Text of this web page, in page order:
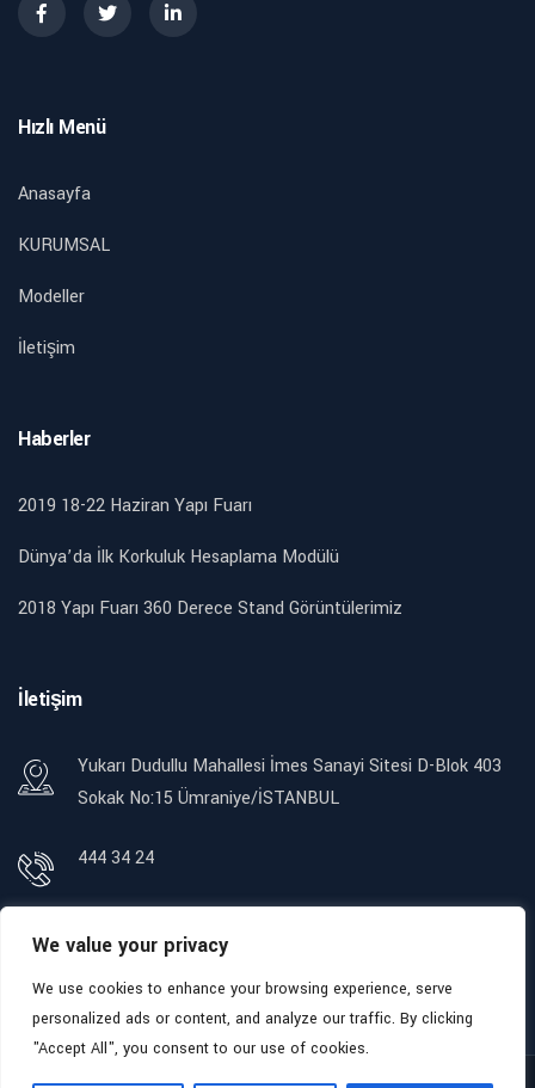
We value your privacy
We use cookies to enhance your browsing experience, serve
personalized ads or content, and analyze our traffic. By clicking
"Accept All", you consent to our use of cookies.
Hızlı Menü
Anasayfa
KURUMSAL
Modeller
İletişim
Haberler
2019 18-22 Haziran Yapı Fuarı
Dünya’da İlk Korkuluk Hesaplama Modülü
2018 Yapı Fuarı 360 Derece Stand Görüntülerimiz
İletişim
Yukarı Dudullu Mahallesi İmes Sanayi Sitesi D-Blok 403
Sokak No:15 Ümraniye/İSTANBUL
444 34 24
info@mesapol.com
export@mesapol.com